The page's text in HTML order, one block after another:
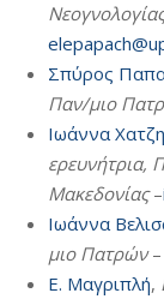
Σπύρος
Παν/μιο
Ιωάννα
ερευνήτρια,
Μακεδονίας–
Ιωάννα
μιο Πατρών–
Ε. Μαγριπλή,